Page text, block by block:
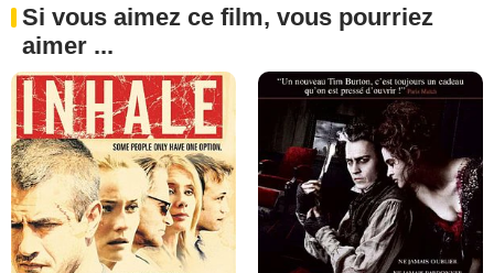
Si vous aimez ce film, vous pourriez
aimer ...